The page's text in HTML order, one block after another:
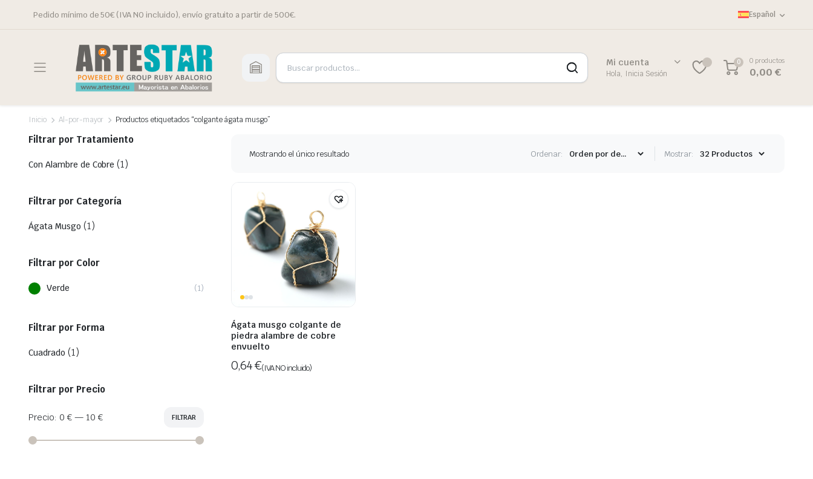
Pedido mínimo de 50€ (IVA NO incluido), envío gratuito a partir de 500€. Español
Mi cuenta
Hola, Inicia Sesión
0 0 productos
0,00€
Inicio Al-por-mayor Productos etiquetados “colgante ágata musgo”
Mostrando el único resultado Ordenar: Mostrar:
Ágata musgo colgante de
piedra alambre de cobre
envuelto
0,64€(IVA NO incluido)
Filtrar por Tratamiento
Con Alambre de Cobre (1)
Filtrar por Categoría
Ágata Musgo (1)
Filtrar por Color
Verde (1)
Filtrar por Forma
Cuadrado (1)
Filtrar por Precio
FILTRAR
Precio: 0 €— 10 €